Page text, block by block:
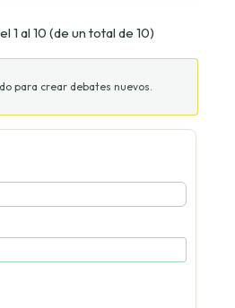
1 al 10 (de un total de 10)
para crear debates nuevos.